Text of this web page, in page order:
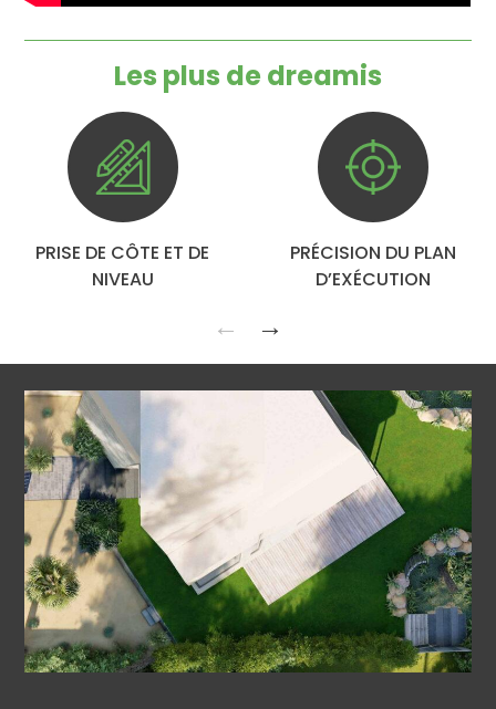
Les plus de dreamis
PRISE DE CÔTE ET DE
NIVEAU
PRÉCISION DU PLAN
D’EXÉCUTION